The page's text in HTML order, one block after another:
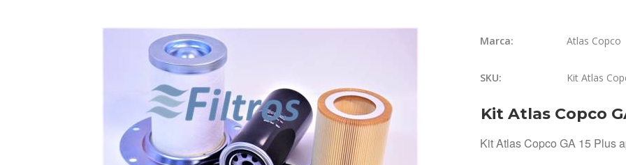
Marca: Atlas Copco
SKU: Kit Atlas
Kit Atlas Copco
Kit Atlas Copco GA 15 Plus